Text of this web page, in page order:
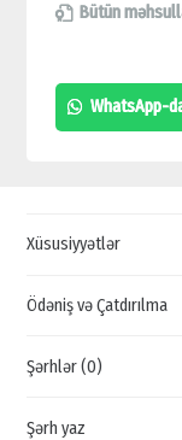
MONİTOR,
C
PORT
VEB
MONİTOR
Bütün
WhatsApp-
Xüsusiyyətlər
Ödəniş və Çatdırılma
Şərhlər (0)
Şərh yaz